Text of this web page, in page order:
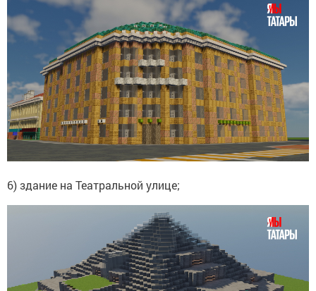
6) здание на Театральной улице;